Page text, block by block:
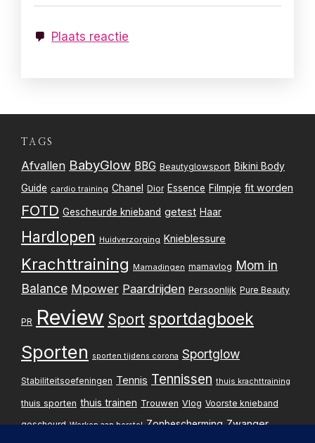
Plaats reactie
TAGS
Afvallen BabyGlow BBG Beautyglowsport Bikini Body
Guide cardio training Chanel Dior Essence Filmpje fit worden
FOTD Gescheurde knieband getest Haar
Hardlopen Huidverzorging Knieblessure
Krachttraining Mamadingen mamavlog Mom in
Balance Mpower Paardrijden Persoonlijk Pure Beauty
PR Review Sport sportdagboek
Sporten sporten tijdens corona Sportglow
Stabiliteitsoefeningen Tennis Tennissen thuis krachttraining
thuis sporten thuis trainen Trouwen Vlog Voorste knieband
gescheurd Werken aan herstel Zonbescherming Zwanger